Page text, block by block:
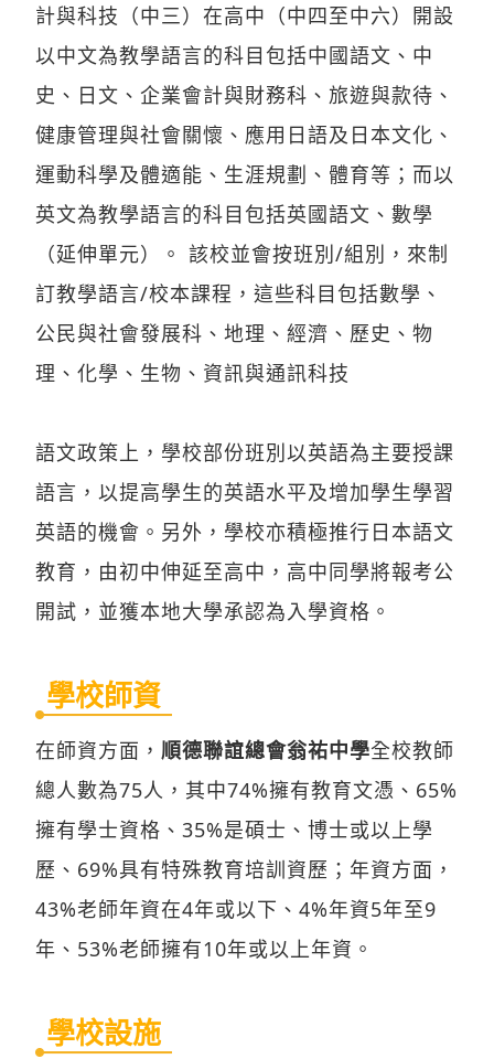
計與科技（中三）在高中（中四至中六）開設
以中文為教學語言的科目包括中國語文、中
史、日文、企業會計與財務科、旅遊與款待、
健康管理與社會關懷、應用日語及日本文化、
運動科學及體適能、生涯規劃、體育等；而以
英文為教學語言的科目包括英國語文、數學
（延伸單元）。 該校並會按班別/組別，來制
訂教學語言/校本課程，這些科目包括數學、
公民與社會發展科、地理、經濟、歷史、物
理、化學、生物、資訊與通訊科技
語文政策上，學校部份班別以英語為主要授課
語言，以提高學生的英語水平及增加學生學習
英語的機會。另外，學校亦積極推行日本語文
教育，由初中伸延至高中，高中同學將報考公
開試，並獲本地大學承認為入學資格。
學校師資
在師資方面， 順德聯誼總會翁祐中學全校教師
總人數為75人，其中74%擁有教育文憑、65%
擁有學士資格、35%是碩士、博士或以上學
歷、69%具有特殊教育培訓資歷；年資方面，
43%老師年資在4年或以下、4%年資5年至9
年、53%老師擁有10年或以上年資。
學校設施